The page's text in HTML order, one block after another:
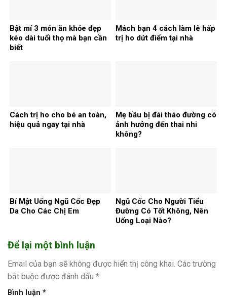
Bật mí 3 món ăn khỏe đẹp
kéo dài tuổi thọ mà bạn cần
biết
Mách bạn 4 cách làm lê hấp
trị ho dứt điểm tại nhà
Cách trị ho cho bé an toàn,
hiệu quả ngay tại nhà
Mẹ bầu bị đái tháo đường có
ảnh hưởng đến thai nhi
không?
Bí Mật Uống Ngũ Cốc Đẹp
Da Cho Các Chị Em
Ngũ Cốc Cho Người Tiểu
Đường Có Tốt Không, Nên
Uống Loại Nào?
Để lại một bình luận
Email của bạn sẽ không được hiển thị công khai. Các trường
bắt buộc được đánh dấu *
Bình luận *